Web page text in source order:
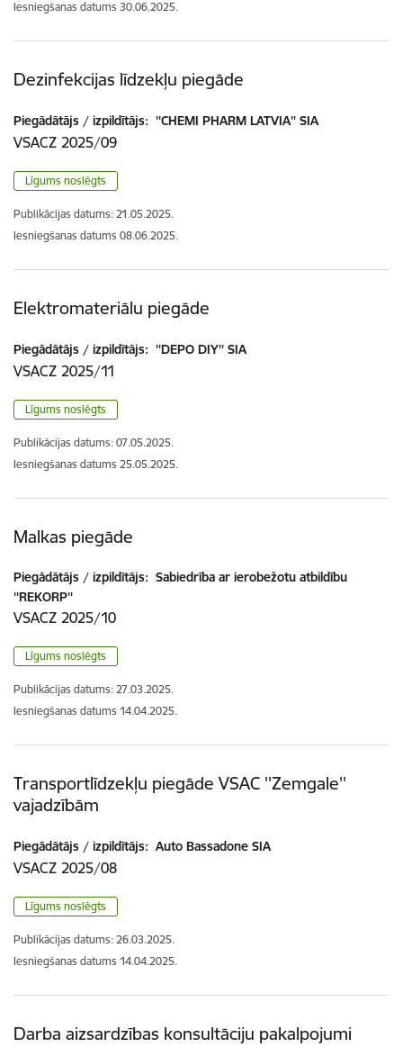
Iesniegšanas datums 30.06.2025.
Dezinfekcijas līdzekļu piegāde
Piegādātājs / izpildītājs: ''CHEMI PHARM LATVIA'' SIA
VSACZ 2025/09
Līgums noslēgts
Publikācijas datums: 21.05.2025.
Iesniegšanas datums 08.06.2025.
Elektromateriālu piegāde
Piegādātājs / izpildītājs: ''DEPO DIY'' SIA
VSACZ 2025/11
Līgums noslēgts
Publikācijas datums: 07.05.2025.
Iesniegšanas datums 25.05.2025.
Malkas piegāde
Piegādātājs / izpildītājs: Sabiedrība ar ierobežotu atbildību
''REKORP''
VSACZ 2025/10
Līgums noslēgts
Publikācijas datums: 27.03.2025.
Iesniegšanas datums 14.04.2025.
Transportlīdzekļu piegāde VSAC ''Zemgale''
vajadzībām
Piegādātājs / izpildītājs: Auto Bassadone SIA
VSACZ 2025/08
Līgums noslēgts
Publikācijas datums: 26.03.2025.
Iesniegšanas datums 14.04.2025.
Darba aizsardzības konsultāciju pakalpojumi